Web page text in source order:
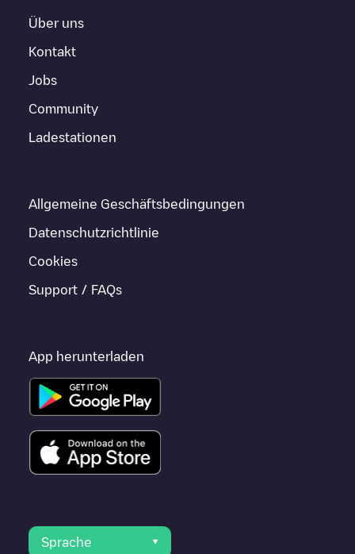
Über uns
Kontakt
Jobs
Community
Ladestationen
Allgemeine Geschäftsbedingungen
Datenschutzrichtlinie
Cookies
Support / FAQs
App herunterladen
Sprache